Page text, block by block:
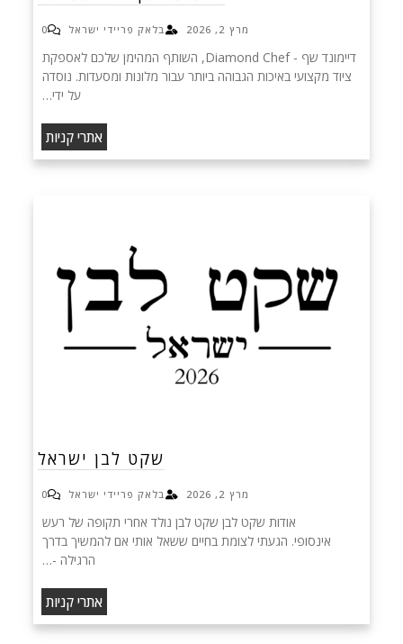
מרץ 2, 2026 בלאק פריידי ישראל 0
דיימונד שף - Diamond Chef, השותף המהימן שלכם לאספקת
ציוד מקצועי באיכות הגבוהה ביותר עבור מלונות ומסעדות. נוסדה
על ידי…
אתרי קניות
שקט לבן ישראל
מרץ 2, 2026 בלאק פריידי ישראל 0
אודות שקט לבן שקט לבן נולד אחרי תקופה של רעש
אינסופי. הגעתי לצומת בחיים ששאל אותי אם להמשיך בדרך
הרגילה -…
אתרי קניות